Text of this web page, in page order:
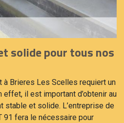
solide pour tous nos
à Brieres Les Scelles requiert un
il est important d’obtenir au
stable et solide. L’entreprise de
91 fera le nécessaire pour